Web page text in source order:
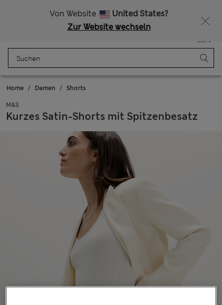
Von Website
United States?
Zur Website wechseln
Tasche
Home Damen Shorts
M&S
Kurzes Satin-Shorts mit Spitzenbesatz